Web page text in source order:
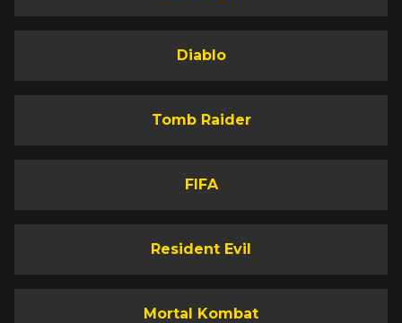
Diablo
Tomb Raider
FIFA
Resident Evil
Mortal Kombat